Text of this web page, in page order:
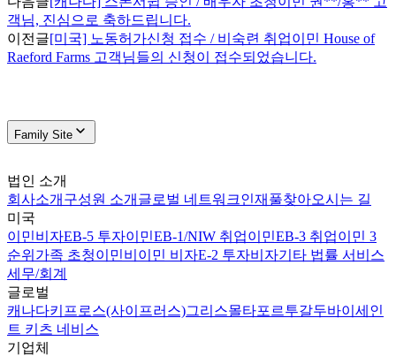
객님, 진심으로 축하드립니다.
이전글[미국] 노동허가신청 접수 / 비숙련 취업이민 House of
Raeford Farms 고객님들의 신청이 접수되었습니다.
Family Site
법인 소개
회사소개 구성원 소개 글로벌 네트워크인재풀찾아오시는 길
미국
이민비자EB-5 투자이민EB-1/NIW 취업이민EB-3 취업이민 3
순위 가족 초청이민비이민 비자E-2 투자비자기타 법률 서비스
세무/회계
글로벌
캐나다키프로스(사이프러스)그리스몰타포르투갈두바이 세인
트 키츠 네비스
기업체